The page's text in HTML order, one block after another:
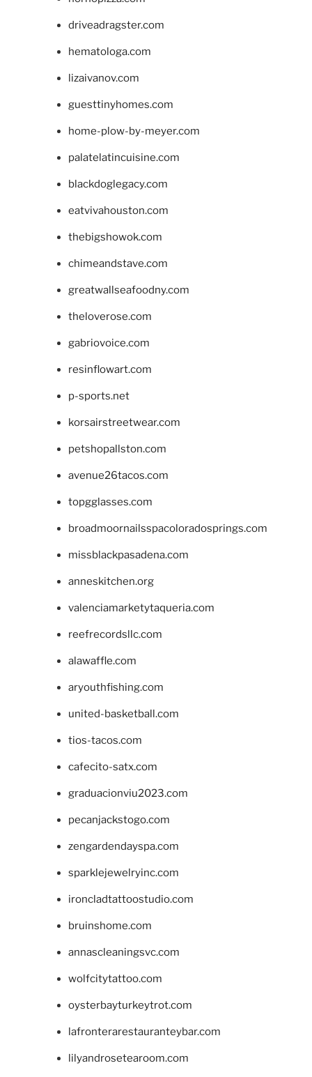
driveadragster.com
hematologa.com
lizaivanov.com
guesttinyhomes.com
home-plow-by-meyer.com
palatelatincuisine.com
blackdoglegacy.com
eatvivahouston.com
thebigshowok.com
chimeandstave.com
greatwallseafoodny.com
theloverose.com
gabriovoice.com
resinflowart.com
p-sports.net
korsairstreetwear.com
petshopallston.com
avenue26tacos.com
topgglasses.com
broadmoornailsspacoloradosprings.com
missblackpasadena.com
anneskitchen.org
valenciamarketytaqueria.com
reefrecordsllc.com
alawaffle.com
aryouthfishing.com
united-basketball.com
tios-tacos.com
cafecito-satx.com
graduacionviu2023.com
pecanjackstogo.com
zengardendayspa.com
sparklejewelryinc.com
ironcladtattoostudio.com
bruinshome.com
annascleaningsvc.com
wolfcitytattoo.com
oysterbayturkeytrot.com
lafronterarestauranteybar.com
lilyandrosetearoom.com